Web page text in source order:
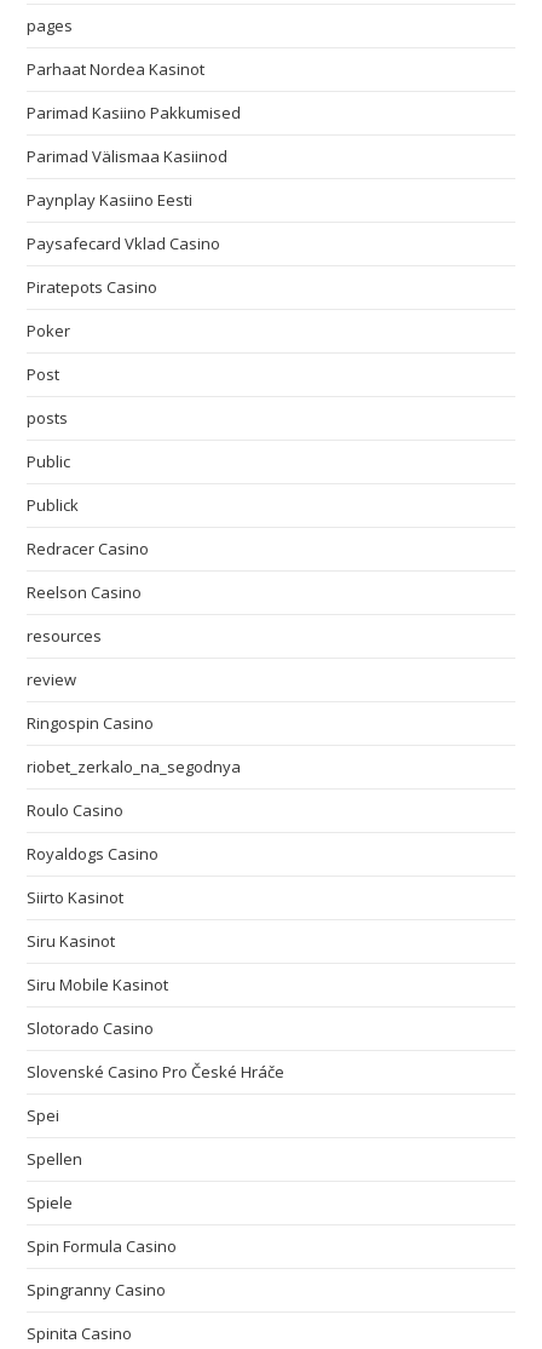
pages
Parhaat Nordea Kasinot
Parimad Kasiino Pakkumised
Parimad Välismaa Kasiinod
Paynplay Kasiino Eesti
Paysafecard Vklad Casino
Piratepots Casino
Poker
Post
posts
Public
Publick
Redracer Casino
Reelson Casino
resources
review
Ringospin Casino
riobet_zerkalo_na_segodnya
Roulo Casino
Royaldogs Casino
Siirto Kasinot
Siru Kasinot
Siru Mobile Kasinot
Slotorado Casino
Slovenské Casino Pro České Hráče
Spei
Spellen
Spiele
Spin Formula Casino
Spingranny Casino
Spinita Casino